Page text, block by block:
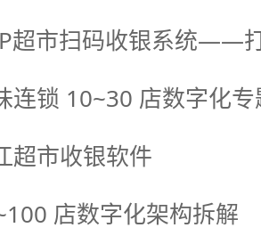
连锁 10~30 店数字化专
超市收银软件
店数字化架构拆解